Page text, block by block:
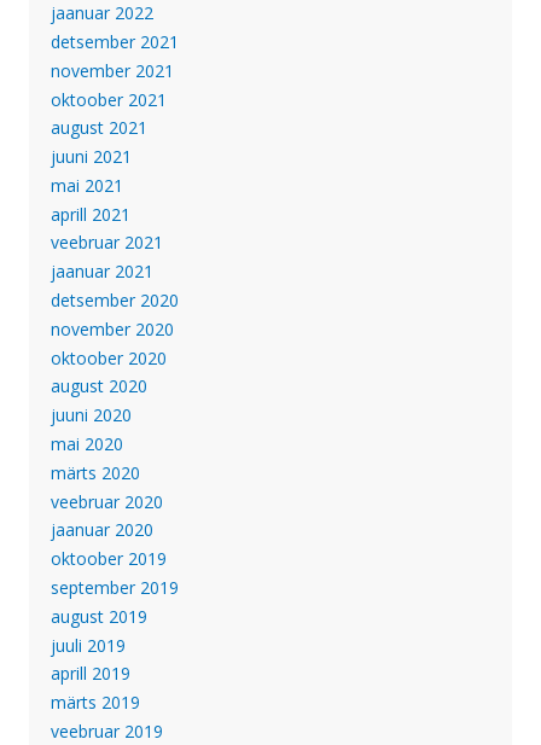
jaanuar 2022
detsember 2021
november 2021
oktoober 2021
august 2021
juuni 2021
mai 2021
aprill 2021
veebruar 2021
jaanuar 2021
detsember 2020
november 2020
oktoober 2020
august 2020
juuni 2020
mai 2020
märts 2020
veebruar 2020
jaanuar 2020
oktoober 2019
september 2019
august 2019
juuli 2019
aprill 2019
märts 2019
veebruar 2019